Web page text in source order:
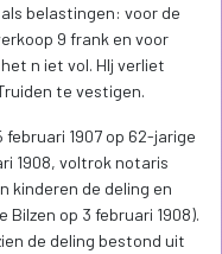
belastingen: voor de
9 frank en voor
n iet vol. HIj verliet
te vestigen.
1907 op 62-jarige
1908, voltrok notaris
kinderen de deling en
op 3 februari 1908).
de deling bestond uit